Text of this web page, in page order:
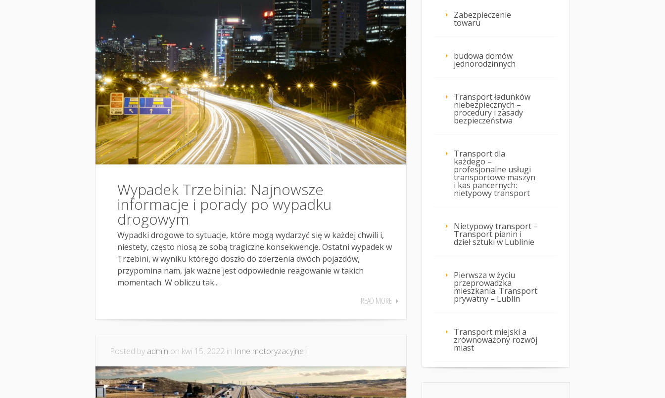
Wypadek Trzebinia: Najnowsze
informacje i porady po wypadku
drogowym
Wypadki drogowe to sytuacje, które mogą wydarzyć się w każdej chwili i,
niestety, często niosą ze sobą tragiczne konsekwencje. Ostatni wypadek w
Trzebini, w wyniku którego doszło do zderzenia dwóch pojazdów,
przypomina nam, jak ważne jest odpowiednie reagowanie w takich
momentach. W obliczu tak...
READ MORE
Posted by admin on kwi 15, 2022 in Inne motoryzacyjne |
Zabezpieczenie
towaru
budowa domów
jednorodzinnych
Transport ładunków
niebezpiecznych –
procedury i zasady
bezpieczeństwa
Transport dla
każdego –
profesjonalne usługi
transportowe maszyn
i kas pancernych:
nietypowy transport
Nietypowy transport –
Transport pianin i
dzieł sztuki w Lublinie
Pierwsza w życiu
przeprowadzka
mieszkania. Transport
prywatny – Lublin
Transport miejski a
zrównoważony rozwój
miast